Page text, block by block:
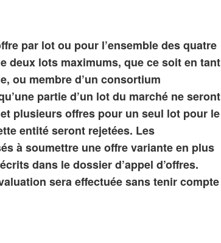
par lot ou pour l’ensemble des quatre
deux lots maximums, que ce soit en tant
ou membre d’un consortium
partie d’un lot du marché ne seront
plusieurs offres pour un seul lot pour le
entité seront rejetées. Les
à soumettre une offre variante en plus
dans le dossier d’appel d’offres.
sera effectuée sans tenir compte